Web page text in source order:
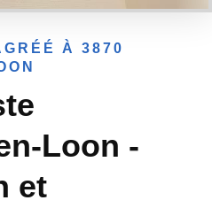
À 3870
Loon -
et